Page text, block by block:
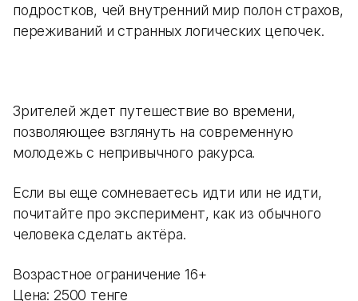
подростков, чей внутренний мир полон страхов,
переживаний и странных логических цепочек.
Зрителей ждет путешествие во времени,
позволяющее взглянуть на современную
молодежь с непривычного ракурса.
Если вы еще сомневаетесь идти или не идти,
почитайте про эксперимент, как из обычного
человека сделать актёра.
Возрастное ограничение 16+
Цена: 2500 тенге